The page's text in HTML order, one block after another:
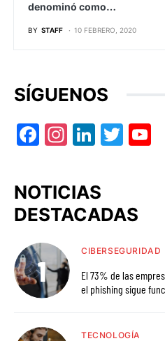
denominó como…
BY STAFF 10 FEBRERO, 2020
SÍGUENOS
Facebook
Instagram
LinkedIn
NOTICIAS
DESTACADAS
CIBERSEGURIDAD
El 73% de las
el phishing sigue
TECNOLOGÍA